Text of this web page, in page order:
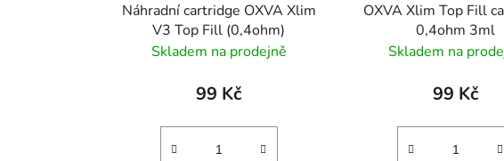
Náhradní cartridge OXVA Xlim
V3 Top Fill (0,4ohm)
Skladem na prodejně
99 Kč
OXVA Xlim Top Fill
0,4ohm 3ml
Skladem na
99 Kč